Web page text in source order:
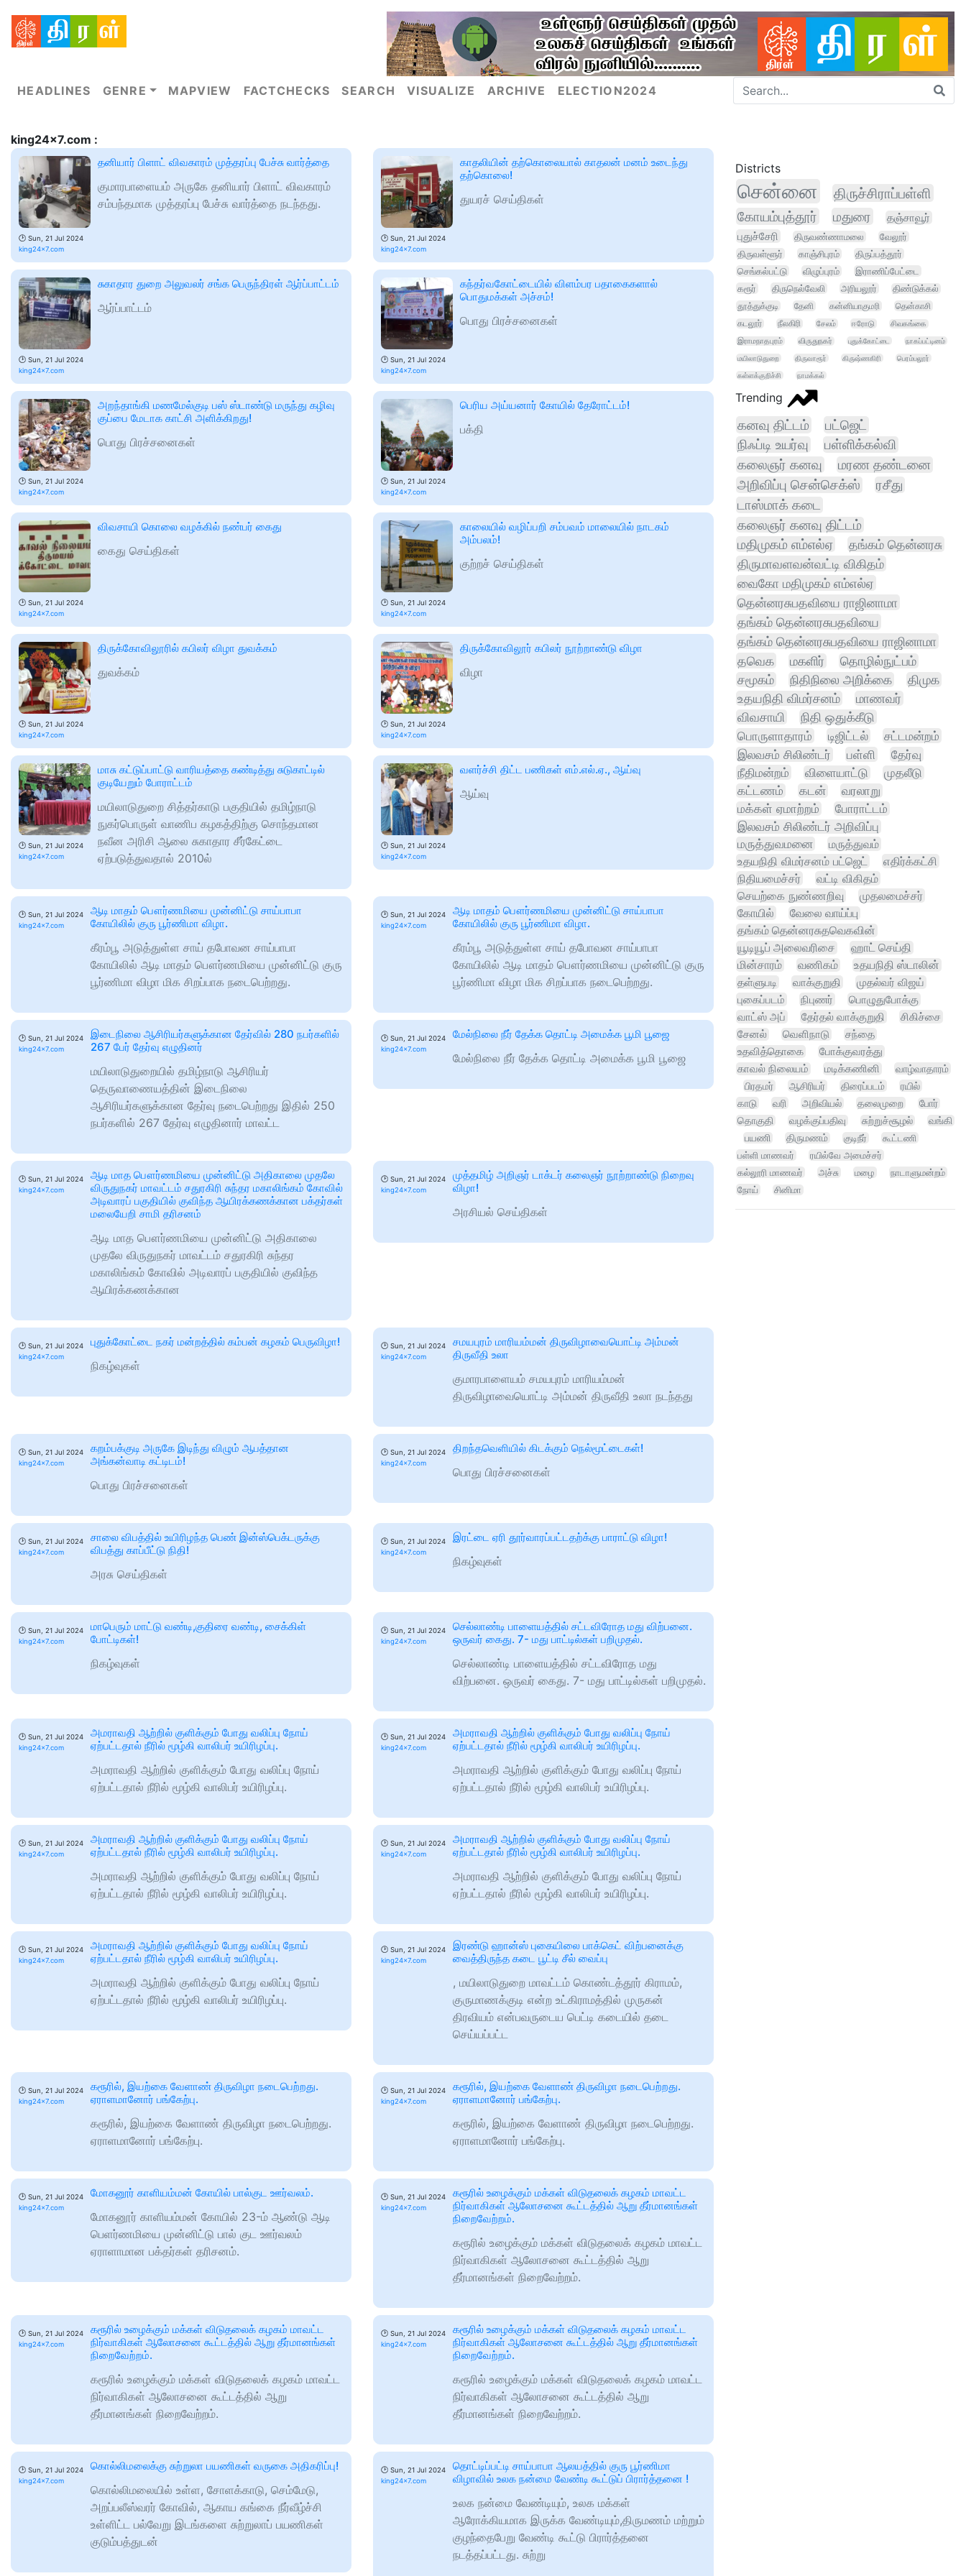
HEADLINES GENRE MAPVIEW FACTCHECKS SEARCH VISUALIZE ARCHIVE ELECTION2024
king24x7.com :
🕑 Sun, 21 Jul 2024
king24x7.com
தனியார் பிளாட் விவகாரம் முத்தரப்பு பேச்சு வார்த்தை
குமாரபாளையம் அருகே தனியார் பிளாட் விவகாரம்
சம்பந்தமாக முத்தரப்பு பேச்சு வார்த்தை நடந்தது.
🕑 Sun, 21 Jul 2024
king24x7.com
காதலியின் தற்கொலையால் காதலன் மனம் உடைந்து
தற்கொலை!
துயரச் செய்திகள்
🕑 Sun, 21 Jul 2024
king24x7.com
சுகாதார துறை அலுவலர் சங்க பெருந்திரள் ஆர்ப்பாட்டம்
ஆர்ப்பாட்டம்
🕑 Sun, 21 Jul 2024
king24x7.com
கந்தர்வகோட்டையில் விளம்பர பதாகைகளால்
பொதுமக்கள் அச்சம்!
பொது பிரச்சனைகள்
🕑 Sun, 21 Jul 2024
king24x7.com
அறந்தாங்கி மணமேல்குடி பஸ் ஸ்டாண்டு மருந்து கழிவு
குப்பை மேடாக காட்சி அளிக்கிறது!
பொது பிரச்சனைகள்
🕑 Sun, 21 Jul 2024
king24x7.com
பெரிய அய்யனார் கோயில் தேரோட்டம்!
பக்தி
🕑 Sun, 21 Jul 2024
king24x7.com
விவசாயி கொலை வழக்கில் நண்பர் கைது
கைது செய்திகள்
🕑 Sun, 21 Jul 2024
king24x7.com
காலையில் வழிப்பறி சம்பவம் மாலையில் நாடகம்
அம்பலம்!
குற்றச் செய்திகள்
🕑 Sun, 21 Jul 2024
king24x7.com
திருக்கோவிலூரில் கபிலர் விழா துவக்கம்
துவக்கம்
🕑 Sun, 21 Jul 2024
king24x7.com
திருக்கோவிலூர் கபிலர் நூற்றாண்டு விழா
விழா
🕑 Sun, 21 Jul 2024
king24x7.com
மாசு கட்டுப்பாட்டு வாரியத்தை கண்டித்து சுடுகாட்டில்
குடியேறும் போராட்டம்
மயிலாடுதுறை சித்தர்காடு பகுதியில் தமிழ்நாடு
நுகர்பொருள் வாணிப கழகத்திற்கு சொந்தமான
நவீன அரிசி ஆலை சுகாதார சீர்கேட்டை
ஏற்படுத்துவதால் 2010ல்
🕑 Sun, 21 Jul 2024
king24x7.com
வளர்ச்சி திட்ட பணிகள் எம்.எல்.ஏ., ஆய்வு
ஆய்வு
🕑 Sun, 21 Jul 2024
king24x7.com
ஆடி மாதம் பௌர்ணமியை முன்னிட்டு சாய்பாபா
கோயிலில் குரு பூர்ணிமா விழா.
கீரம்பூ அடுத்துள்ள சாய் தபோவன சாய்பாபா
கோயிலில் ஆடி மாதம் பௌர்ணமியை முன்னிட்டு குரு
பூர்ணிமா விழா மிக சிறப்பாக நடைபெற்றது.
🕑 Sun, 21 Jul 2024
king24x7.com
ஆடி மாதம் பௌர்ணமியை முன்னிட்டு சாய்பாபா
கோயிலில் குரு பூர்ணிமா விழா.
கீரம்பூ அடுத்துள்ள சாய் தபோவன சாய்பாபா
கோயிலில் ஆடி மாதம் பௌர்ணமியை முன்னிட்டு குரு
பூர்ணிமா விழா மிக சிறப்பாக நடைபெற்றது.
🕑 Sun, 21 Jul 2024
king24x7.com
இடைநிலை ஆசிரியர்களுக்கான தேர்வில் 280 நபர்களில்
267 பேர் தேர்வு எழுதினர்
மயிலாடுதுறையில் தமிழ்நாடு ஆசிரியர்
தெருவாணையத்தின் இடைநிலை
ஆசிரியர்களுக்கான தேர்வு நடைபெற்றது இதில் 250
நபர்களில் 267 தேர்வு எழுதினார் மாவட்ட
🕑 Sun, 21 Jul 2024
king24x7.com
மேல்நிலை நீர் தேக்க தொட்டி அமைக்க பூமி பூஜை
மேல்நிலை நீர் தேக்க தொட்டி அமைக்க பூமி பூஜை
🕑 Sun, 21 Jul 2024
king24x7.com
ஆடி மாத பௌர்ணமியை முன்னிட்டு அதிகாலை முதலே
விருதுநகர் மாவட்டம் சதுரகிரி சுந்தர மகாலிங்கம் கோவில்
அடிவாரப் பகுதியில் குவிந்த ஆயிரக்கணக்கான பக்தர்கள்
மலையேறி சாமி தரிசனம்
ஆடி மாத பௌர்ணமியை முன்னிட்டு அதிகாலை
முதலே விருதுநகர் மாவட்டம் சதுரகிரி சுந்தர
மகாலிங்கம் கோவில் அடிவாரப் பகுதியில் குவிந்த
ஆயிரக்கணக்கான
🕑 Sun, 21 Jul 2024
king24x7.com
முத்தமிழ் அறிஞர் டாக்டர் கலைஞர் நூற்றாண்டு நிறைவு
விழா!
அரசியல் செய்திகள்
🕑 Sun, 21 Jul 2024
king24x7.com
புதுக்கோட்டை நகர் மன்றத்தில் கம்பன் கழகம் பெருவிழா!
நிகழ்வுகள்
🕑 Sun, 21 Jul 2024
king24x7.com
சமயபுரம் மாரியம்மன் திருவிழாவையொட்டி அம்மன்
திருவீதி உலா
குமாரபாளையம் சமயபுரம் மாரியம்மன்
திருவிழாவையொட்டி அம்மன் திருவீதி உலா நடந்தது
🕑 Sun, 21 Jul 2024
king24x7.com
கறம்பக்குடி அருகே இடிந்து விழும் ஆபத்தான
அங்கன்வாடி கட்டிடம்!
பொது பிரச்சனைகள்
🕑 Sun, 21 Jul 2024
king24x7.com
திறந்தவெளியில் கிடக்கும் நெல்மூட்டைகள்!
பொது பிரச்சனைகள்
🕑 Sun, 21 Jul 2024
king24x7.com
சாலை விபத்தில் உயிரிழந்த பெண் இன்ஸ்பெக்டருக்கு
விபத்து காப்பீட்டு நிதி!
அரசு செய்திகள்
🕑 Sun, 21 Jul 2024
king24x7.com
இரட்டை ஏரி தூர்வாரப்பட்டதற்க்கு பாராட்டு விழா!
நிகழ்வுகள்
🕑 Sun, 21 Jul 2024
king24x7.com
மாபெரும் மாட்டு வண்டி,குதிரை வண்டி, சைக்கிள்
போட்டிகள்!
நிகழ்வுகள்
🕑 Sun, 21 Jul 2024
king24x7.com
செல்லாண்டி பாளையத்தில் சட்டவிரோத மது விற்பனை.
ஒருவர் கைது. 7- மது பாட்டில்கள் பறிமுதல்.
செல்லாண்டி பாளையத்தில் சட்டவிரோத மது
விற்பனை. ஒருவர் கைது. 7- மது பாட்டில்கள் பறிமுதல்.
🕑 Sun, 21 Jul 2024
king24x7.com
அமராவதி ஆற்றில் குளிக்கும் போது வலிப்பு நோய்
ஏற்பட்டதால் நீரில் மூழ்கி வாலிபர் உயிரிழப்பு.
அமராவதி ஆற்றில் குளிக்கும் போது வலிப்பு நோய்
ஏற்பட்டதால் நீரில் மூழ்கி வாலிபர் உயிரிழப்பு.
🕑 Sun, 21 Jul 2024
king24x7.com
அமராவதி ஆற்றில் குளிக்கும் போது வலிப்பு நோய்
ஏற்பட்டதால் நீரில் மூழ்கி வாலிபர் உயிரிழப்பு.
அமராவதி ஆற்றில் குளிக்கும் போது வலிப்பு நோய்
ஏற்பட்டதால் நீரில் மூழ்கி வாலிபர் உயிரிழப்பு.
🕑 Sun, 21 Jul 2024
king24x7.com
அமராவதி ஆற்றில் குளிக்கும் போது வலிப்பு நோய்
ஏற்பட்டதால் நீரில் மூழ்கி வாலிபர் உயிரிழப்பு.
அமராவதி ஆற்றில் குளிக்கும் போது வலிப்பு நோய்
ஏற்பட்டதால் நீரில் மூழ்கி வாலிபர் உயிரிழப்பு.
🕑 Sun, 21 Jul 2024
king24x7.com
அமராவதி ஆற்றில் குளிக்கும் போது வலிப்பு நோய்
ஏற்பட்டதால் நீரில் மூழ்கி வாலிபர் உயிரிழப்பு.
அமராவதி ஆற்றில் குளிக்கும் போது வலிப்பு நோய்
ஏற்பட்டதால் நீரில் மூழ்கி வாலிபர் உயிரிழப்பு.
🕑 Sun, 21 Jul 2024
king24x7.com
அமராவதி ஆற்றில் குளிக்கும் போது வலிப்பு நோய்
ஏற்பட்டதால் நீரில் மூழ்கி வாலிபர் உயிரிழப்பு.
அமராவதி ஆற்றில் குளிக்கும் போது வலிப்பு நோய்
ஏற்பட்டதால் நீரில் மூழ்கி வாலிபர் உயிரிழப்பு.
🕑 Sun, 21 Jul 2024
king24x7.com
இரண்டு ஹான்ஸ் புகையிலை பாக்கெட் விற்பனைக்கு
வைத்திருந்த கடை பூட்டி சீல் வைப்பு
, மயிலாடுதுறை மாவட்டம் கொண்டத்தூர் கிராமம்,
குருமாணக்குடி என்ற உட்கிராமத்தில் முருகன்
திரவியம் என்பவருடைய பெட்டி கடையில் தடை
செய்யப்பட்ட
🕑 Sun, 21 Jul 2024
king24x7.com
கரூரில், இயற்கை வேளாண் திருவிழா நடைபெற்றது.
ஏராளமானோர் பங்கேற்பு.
கரூரில், இயற்கை வேளாண் திருவிழா நடைபெற்றது.
ஏராளமானோர் பங்கேற்பு.
🕑 Sun, 21 Jul 2024
king24x7.com
கரூரில், இயற்கை வேளாண் திருவிழா நடைபெற்றது.
ஏராளமானோர் பங்கேற்பு.
கரூரில், இயற்கை வேளாண் திருவிழா நடைபெற்றது.
ஏராளமானோர் பங்கேற்பு.
🕑 Sun, 21 Jul 2024
king24x7.com
மோகனூர் காளியம்மன் கோயில் பால்குட ஊர்வலம்.
மோகனூர் காளியம்மன் கோயில் 23-ம் ஆண்டு ஆடி
பெளர்ணமியை முன்னிட்டு பால் குட ஊர்வலம்
ஏராளாமான பக்தர்கள் தரிசனம்.
🕑 Sun, 21 Jul 2024
king24x7.com
கரூரில் உழைக்கும் மக்கள் விடுதலைக் கழகம் மாவட்ட
நிர்வாகிகள் ஆலோசனை கூட்டத்தில் ஆறு தீர்மானங்கள்
நிறைவேற்றம்.
கரூரில் உழைக்கும் மக்கள் விடுதலைக் கழகம் மாவட்ட
நிர்வாகிகள் ஆலோசனை கூட்டத்தில் ஆறு
தீர்மானங்கள் நிறைவேற்றம்.
🕑 Sun, 21 Jul 2024
king24x7.com
கரூரில் உழைக்கும் மக்கள் விடுதலைக் கழகம் மாவட்ட
நிர்வாகிகள் ஆலோசனை கூட்டத்தில் ஆறு தீர்மானங்கள்
நிறைவேற்றம்.
கரூரில் உழைக்கும் மக்கள் விடுதலைக் கழகம் மாவட்ட
நிர்வாகிகள் ஆலோசனை கூட்டத்தில் ஆறு
தீர்மானங்கள் நிறைவேற்றம்.
🕑 Sun, 21 Jul 2024
king24x7.com
கரூரில் உழைக்கும் மக்கள் விடுதலைக் கழகம் மாவட்ட
நிர்வாகிகள் ஆலோசனை கூட்டத்தில் ஆறு தீர்மானங்கள்
நிறைவேற்றம்.
கரூரில் உழைக்கும் மக்கள் விடுதலைக் கழகம் மாவட்ட
நிர்வாகிகள் ஆலோசனை கூட்டத்தில் ஆறு
தீர்மானங்கள் நிறைவேற்றம்.
🕑 Sun, 21 Jul 2024
king24x7.com
கொல்லிமலைக்கு சுற்றுலா பயணிகள் வருகை அதிகரிப்பு!
கொல்லிமலையில் உள்ள, சோளக்காடு, செம்மேடு,
அறப்பலீஸ்வரர் கோவில், ஆகாய கங்கை நீர்வீழ்ச்சி
உள்ளிட்ட பல்வேறு இடங்களை சுற்றுலாப் பயணிகள்
குடும்பத்துடன்
🕑 Sun, 21 Jul 2024
king24x7.com
தொட்டிப்பட்டி சாய்பாபா ஆலயத்தில் குரு பூர்ணிமா
விழாவில் உலக நன்மை வேண்டி கூட்டுப் பிரார்த்தனை !
உலக நன்மை வேண்டியும், உலக மக்கள்
ஆரோக்கியமாக இருக்க வேண்டியும்,திருமணம் மற்றும்
குழந்தைபேறு வேண்டி கூட்டு பிரார்த்தனை
நடத்தப்பட்டது. சுற்று
Districts
சென்னை திருச்சிராப்பள்ளி
கோயம்புத்தூர் மதுரை
தஞ்சாவூர்
புதுச்சேரி
திருவண்ணாமலை
வேலூர்
திருவள்ளூர்
காஞ்சிபுரம்
திருப்பத்தூர்
செங்கல்பட்டு
விழுப்புரம்
இராணிப்பேட்டை
கரூர்
திருநெல்வேலி அரியலூர்
திண்டுக்கல்
தூத்துக்குடி
தேனி கன்னியாகுமரி தென்காசி
கடலூர் நீலகிரி சேலம் ஈரோடு
சிவகங்கை
இராமநாதபுரம்
விருதுநகர் புதுக்கோட்டை
நாகப்பட்டினம்
மயிலாடுதுறை
திருவாரூர் கிருஷ்ணகிரி
பெரம்பலூர்
கள்ளக்குறிச்சி
நாமக்கல்
Trending
கனவு திட்டம் பட்ஜெட்
நிஃப்டி உயர்வு
பள்ளிக்கல்வி
கலைஞர் கனவு
மரண தண்டனை
அறிவிப்பு சென்செக்ஸ்
ரசீது
டாஸ்மாக் கடை
கலைஞர் கனவு திட்டம்
மதிமுகம் எம்எல்ஏ
தங்கம் தென்னரசு
திருமாவளவன்வட்டி விகிதம்
வைகோ மதிமுகம் எம்எல்ஏ
தென்னரசுபதவியை ராஜினாமா
தங்கம் தென்னரசுபதவியை
தங்கம் தென்னரசுபதவியை ராஜினாமா
தவெக
மகளிர்
தொழில்நுட்பம்
சமூகம்
நிதிநிலை அறிக்கை
திமுக
உதயநிதி விமர்சனம்
மாணவர்
விவசாயி
நிதி ஒதுக்கீடு
பொருளாதாரம்
டிஜிட்டல்
சட்டமன்றம்
இலவசம் சிலிண்டர்
பள்ளி
தேர்வு
நீதிமன்றம்
விளையாட்டு
முதலீடு
கட்டணம்
கடன்
வரலாறு
மக்கள் ஏமாற்றம்
போராட்டம்
இலவசம் சிலிண்டர் அறிவிப்பு
மருத்துவமனை
மருத்துவம்
உதயநிதி விமர்சனம் பட்ஜெட்
எதிர்க்கட்சி
நிதியமைச்சர்
வட்டி விகிதம்
செயற்கை நுண்ணறிவு
முதலமைச்சர்
கோயில்
வேலை வாய்ப்பு
தங்கம் தென்னரசுதவெகவின்
யூடியூப் அலைவரிசை
ஹாட் செய்தி
மின்சாரம்
வணிகம்
உதயநிதி ஸ்டாலின்
தள்ளுபடி
வாக்குறுதி
முதல்வர் விஜய்
புகைப்படம்
நிபுணர்
பொழுதுபோக்கு
வாட்ஸ் அப்
தேர்தல் வாக்குறுதி சிகிச்சை
சேனல் வெளிநாடு
சந்தை
உதவித்தொகை
போக்குவரத்து
காவல் நிலையம்
மடிக்கணினி
வாழ்வாதாரம்
பிரதமர்
ஆசிரியர் திரைப்படம்
ரயில்
காடு
வரி அறிவியல் தலைமுறை
போர்
தொகுதி
வழக்குப்பதிவு சுற்றுச்சூழல்
வங்கி
பயணி
திருமணம் குடிநீர்
கூட்டணி
பள்ளி மாணவர்
ரயில்வே அமைச்சர்
கல்லூரி மாணவர்
அச்சு மழை
நாடாளுமன்றம்
நோய்
சினிமா